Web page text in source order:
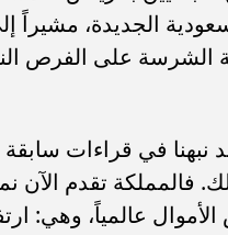
الجديدة، مشيراً
الشرسة على الفرص
في قراءات
فالمملكة تقدم الآن
عالمياً، وهي: